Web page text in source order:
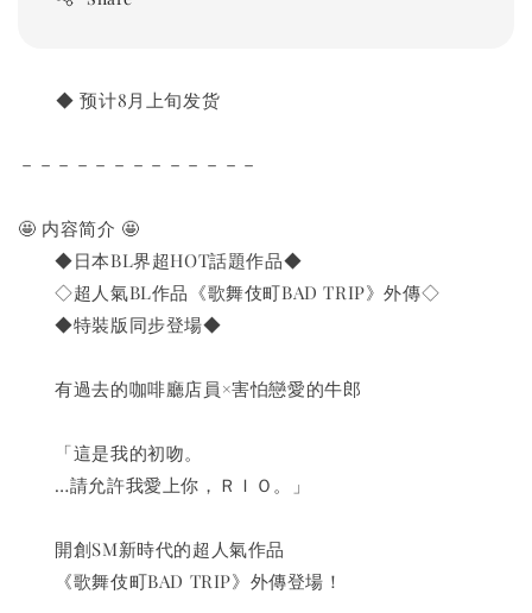
◆ 预计8月上旬发货
－－－－－－－－－－－－－
🤩 内容简介 🤩
◆日本BL界超HOT話題作品◆
◇超人氣BL作品《歌舞伎町BAD TRIP》外傳◇
◆特裝版同步登場◆
有過去的咖啡廳店員×害怕戀愛的牛郎
「這是我的初吻。
…請允許我愛上你，ＲＩＯ。」
開創SM新時代的超人氣作品
《歌舞伎町BAD TRIP》外傳登場！